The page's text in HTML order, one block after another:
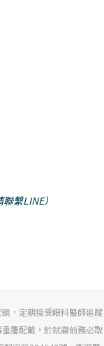
聯繫LINE）
，定期接受眼科醫師追蹤
覆配戴，於就寢前務必取